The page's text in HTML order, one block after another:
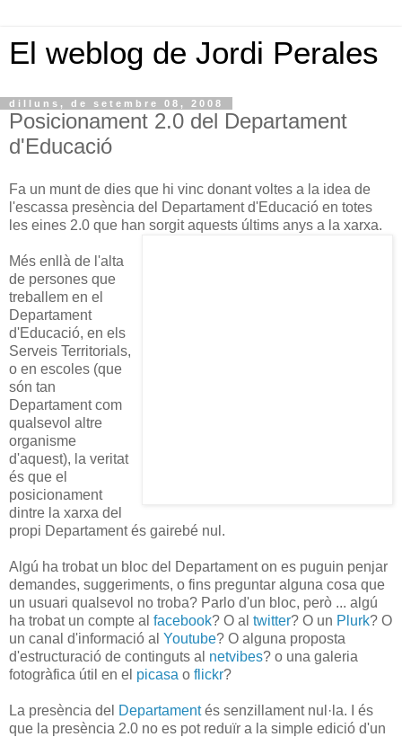
El weblog de Jordi Perales
dilluns, de setembre 08, 2008
Posicionament 2.0 del Departament
d'Educació
Fa un munt de dies que hi vinc donant voltes a la idea de
l'escassa presència del Departament d'Educació en totes
les eines 2.0 que han sorgit aquests últims anys a la xarxa.
Més enllà de l'alta
de persones que
treballem en el
Departament
d'Educació, en els
Serveis Territorials,
o en escoles (que
són tan
Departament com
qualsevol altre
organisme
d'aquest), la veritat
és que el
posicionament
dintre la xarxa del
propi Departament és gairebé nul.
Algú ha trobat un bloc del Departament on es puguin penjar
demandes, suggeriments, o fins preguntar alguna cosa que
un usuari qualsevol no troba? Parlo d'un bloc, però ... algú
ha trobat un compte al facebook? O al twitter? O un Plurk? O
un canal d'informació al Youtube? O alguna proposta
d'estructuració de continguts al netvibes? o una galeria
fotogràfica útil en el picasa o flickr?
La presència del Departamentés senzillament nul·la. I és
que la presència 2.0 no es pot reduïr a la simple edició d'un